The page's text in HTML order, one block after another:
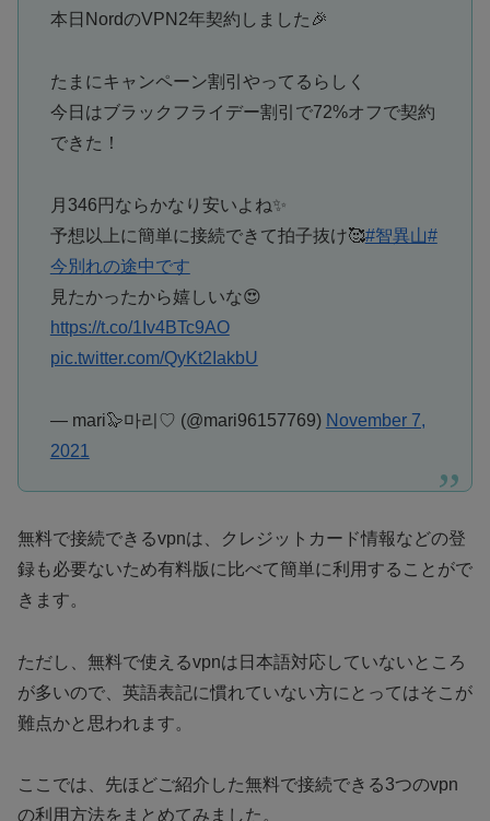
本日NordのVPN2年契約しました🎉
たまにキャンペーン割引やってるらしく
今日はブラックフライデー割引で72%オフで契約
できた！
月346円ならかなり安いよね✨
予想以上に簡単に接続できて拍子抜け🥰#智異山#
今別れの途中です
見たかったから嬉しいな😍
https://t.co/1Iv4BTc9AO
pic.twitter.com/QyKt2IakbU
— mari🦭마리♡ (@mari96157769) November 7,
2021
無料で接続できるvpnは、クレジットカード情報などの登
録も必要ないため有料版に比べて簡単に利用することがで
きます。
ただし、無料で使えるvpnは日本語対応していないところ
が多いので、英語表記に慣れていない方にとってはそこが
難点かと思われます。
ここでは、先ほどご紹介した無料で接続できる3つのvpn
の利用方法をまとめてみました。